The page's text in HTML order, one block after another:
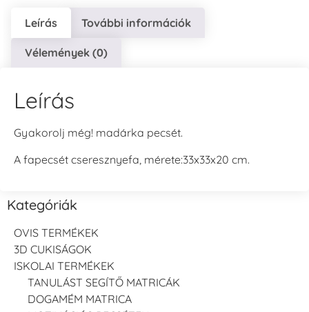
Leírás További információk
Vélemények (0)
Leírás
Gyakorolj még! madárka pecsét.
A fapecsét cseresznyefa, mérete:33x33x20 cm.
Kategóriák
OVIS TERMÉKEK
3D CUKISÁGOK
ISKOLAI TERMÉKEK
TANULÁST SEGÍTŐ MATRICÁK
DOGAMÉM MATRICA